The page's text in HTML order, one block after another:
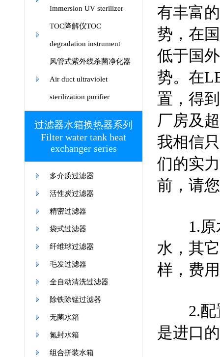
Immersion UV sterilizer
TOC降解仪TOC
degradation instrument
风管式紫外线杀菌净化器
Air duct ultraviolet
sterilization purifier
过滤器水箱换热器系列
Filter water tank heat
exchanger series
多介质过滤器
活性炭过滤器
精密过滤器
袋式过滤器
纤维球过滤器
毛发过滤器
全自动清洗过滤器
除铁除锰过滤器
无菌水箱
氮封水箱
组合拼装水箱
有丰富
势，在
低于国
势。在
置，得
厂房及
我相信
们的实
前，请
1.原水
水，其
样，费
2.配置
是进口